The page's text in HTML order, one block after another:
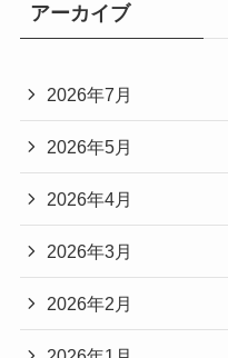
アーカイブ
2026年7月
2026年5月
2026年4月
2026年3月
2026年2月